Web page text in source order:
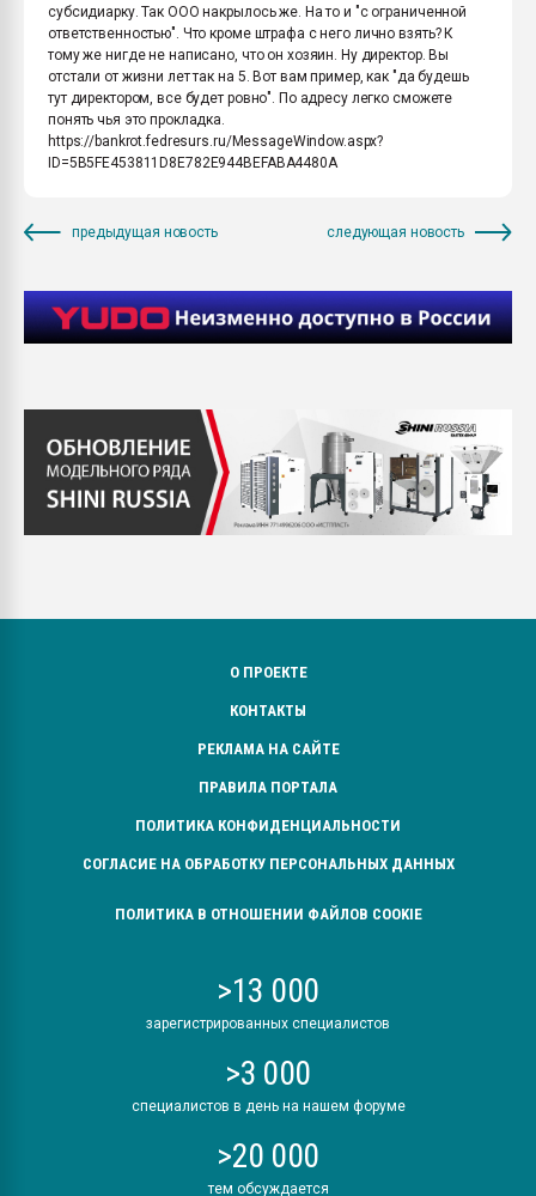
субсидиарку. Так ООО накрылось же. На то и "с ограниченной
ответственностью". Что кроме штрафа с него лично взять? К
тому же нигде не написано, что он хозяин. Ну директор. Вы
отстали от жизни лет так на 5. Вот вам пример, как "да будешь
тут директором, все будет ровно". По адресу легко сможете
понять чья это прокладка.
https://bankrot.fedresurs.ru/MessageWindow.aspx?
ID=5B5FE453811D8E782E944BEFABA4480A
предыдущая новость следующая новость
О ПРОЕКТЕ
КОНТАКТЫ
РЕКЛАМА НА САЙТЕ
ПРАВИЛА ПОРТАЛА
ПОЛИТИКА КОНФИДЕНЦИАЛЬНОСТИ
СОГЛАСИЕ НА ОБРАБОТКУ ПЕРСОНАЛЬНЫХ ДАННЫХ
ПОЛИТИКА В ОТНОШЕНИИ ФАЙЛОВ COOKIE
>13 000
зарегистрированных специалистов
>3 000
специалистов в день на нашем форуме
>20 000
тем обсуждается